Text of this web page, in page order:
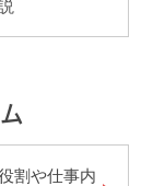
割や仕事内